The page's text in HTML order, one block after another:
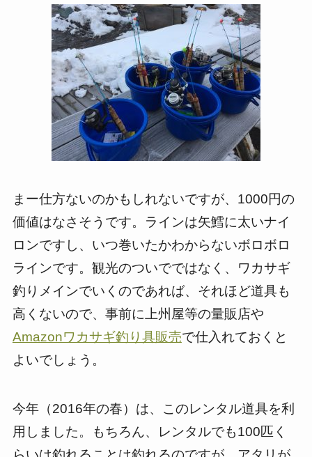
まー仕方ないのかもしれないですが、1000円の
価値はなさそうです。ラインは矢鱈に太いナイ
ロンですし、いつ巻いたかわからないボロボロ
ラインです。観光のついでではなく、ワカサギ
釣りメインでいくのであれば、それほど道具も
高くないので、事前に上州屋等の量販店や
Amazonワカサギ釣り具販売で仕入れておくと
よいでしょう。
今年（2016年の春）は、このレンタル道具を利
用しました。もちろん、レンタルでも100匹く